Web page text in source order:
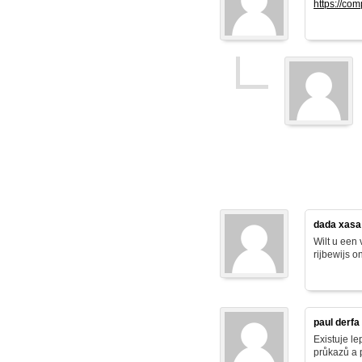
https://
dada xasa
Wilt u een
rijbewijs
paul derfa
Existuje
průkazů a